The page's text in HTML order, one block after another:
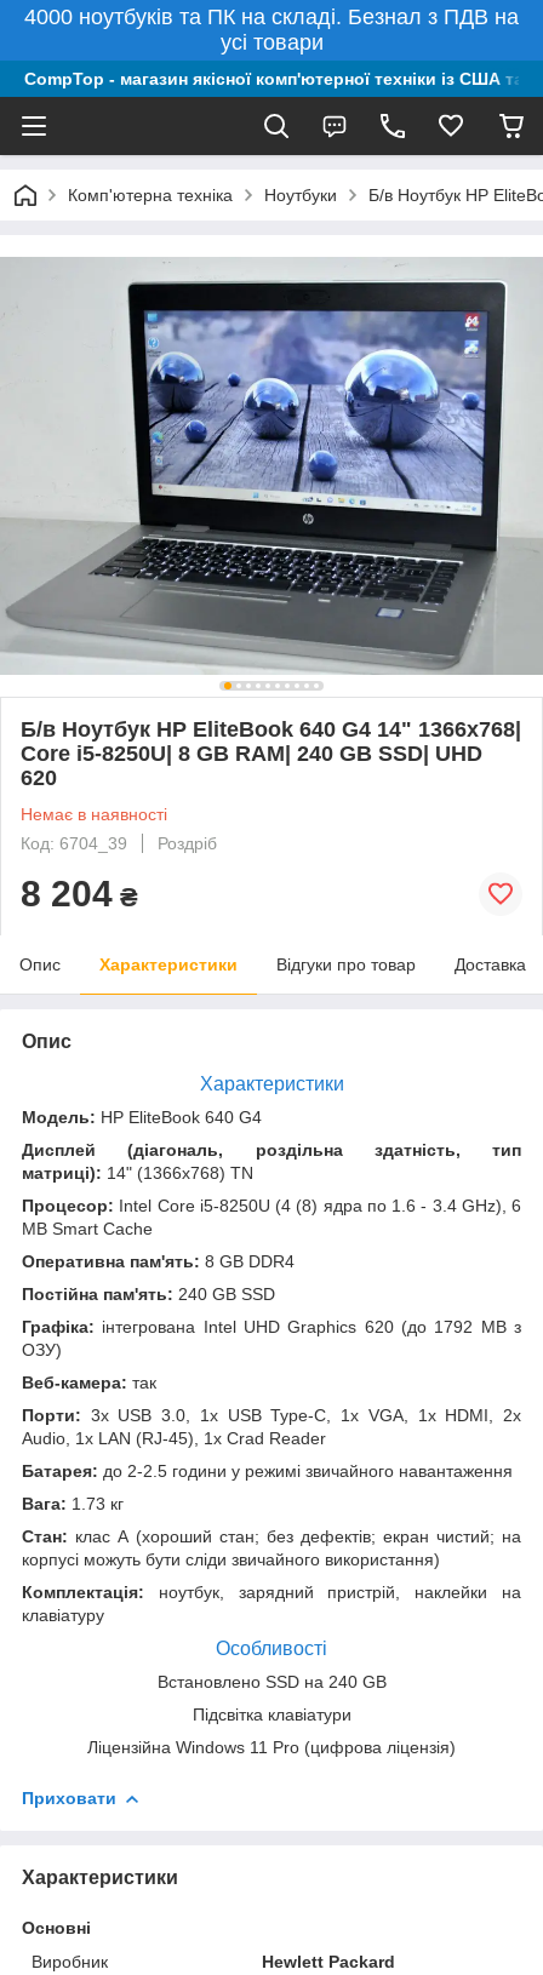
4000 ноутбуків та ПК на складі. Безнал з ПДВ на
усі товари
CompTop - магазин якісної комп'ютерної техніки із США та
Комп'ютерна техніка Ноутбуки Б/в Ноутбук HP
Б/в Ноутбук HP EliteBook 640 G4 14" 1366x768|
Core i5-8250U| 8 GB RAM| 240 GB SSD| UHD
620
Немає в наявності
Код: 6704_39
Роздріб
8 204 ₴
Опис Характеристики Відгуки про товар Доставка
Опис
Характеристики
Модель: HP EliteBook 640 G4
Дисплей (діагональ, роздільна здатність, тип
матриці): 14" (1366x768) TN
Процесор: Intel Core i5-8250U (4 (8) ядра по 1.6 - 3.4 GHz), 6
MB Smart Cache
Оперативна пам'ять: 8 GB DDR4
Постійна пам'ять: 240 GB SSD
Графіка: інтегрована Intel UHD Graphics 620 (до 1792 MB з
ОЗУ)
Веб-камера: так
Порти: 3x USB 3.0, 1x USB Type-C, 1x VGA, 1x HDMI, 2x
Audio, 1x LAN (RJ-45), 1x Crad Reader
Батарея: до 2-2.5 години у режимі звичайного навантаження
Вага: 1.73 кг
Стан: клас А (хороший стан; без дефектів; екран чистий; на
корпусі можуть бути сліди звичайного використання)
Комплектація: ноутбук, зарядний пристрій, наклейки на
клавіатуру
Особливості
Встановлено SSD на 240 GB
Підсвітка клавіатури
Ліцензійна Windows 11 Pro (цифрова ліцензія)
Приховати
Характеристики
Основні
Виробник
Hewlett Packard